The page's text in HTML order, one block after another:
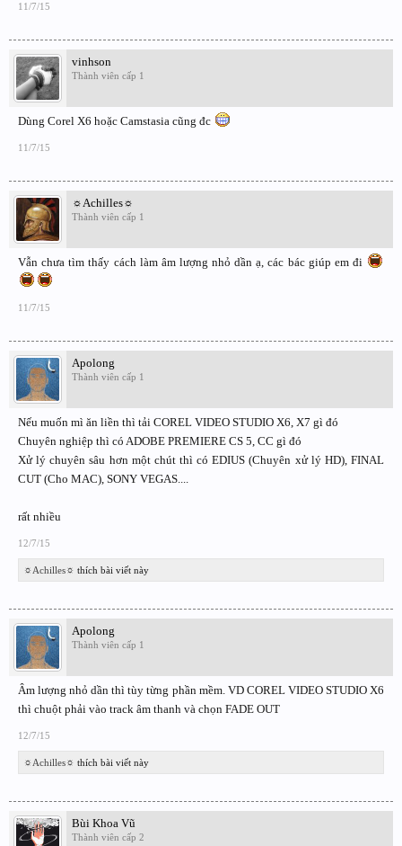
11/7/15
vinhson
Thành viên cấp 1
Dùng Corel X6 hoặc Camstasia cũng đc
11/7/15
☼Achilles☼
Thành viên cấp 1
Vẫn chưa tìm thấy cách làm âm lượng nhỏ dần ạ, các bác giúp em đi
11/7/15
Apolong
Thành viên cấp 1
Nếu muốn mì ăn liền thì tải COREL VIDEO STUDIO X6, X7 gì đó
Chuyên nghiệp thì có ADOBE PREMIERE CS 5, CC gì đó
Xử lý chuyên sâu hơn một chút thì có EDIUS (Chuyên xử lý HD), FINAL
CUT (Cho MAC), SONY VEGAS....
rất nhiều
12/7/15
☼Achilles☼ thích bài viết này
Apolong
Thành viên cấp 1
Âm lượng nhỏ dần thì tùy từng phần mềm. VD COREL VIDEO STUDIO X6
thì chuột phải vào track âm thanh và chọn FADE OUT
12/7/15
☼Achilles☼ thích bài viết này
Bùi Khoa Vũ
Thành viên cấp 2